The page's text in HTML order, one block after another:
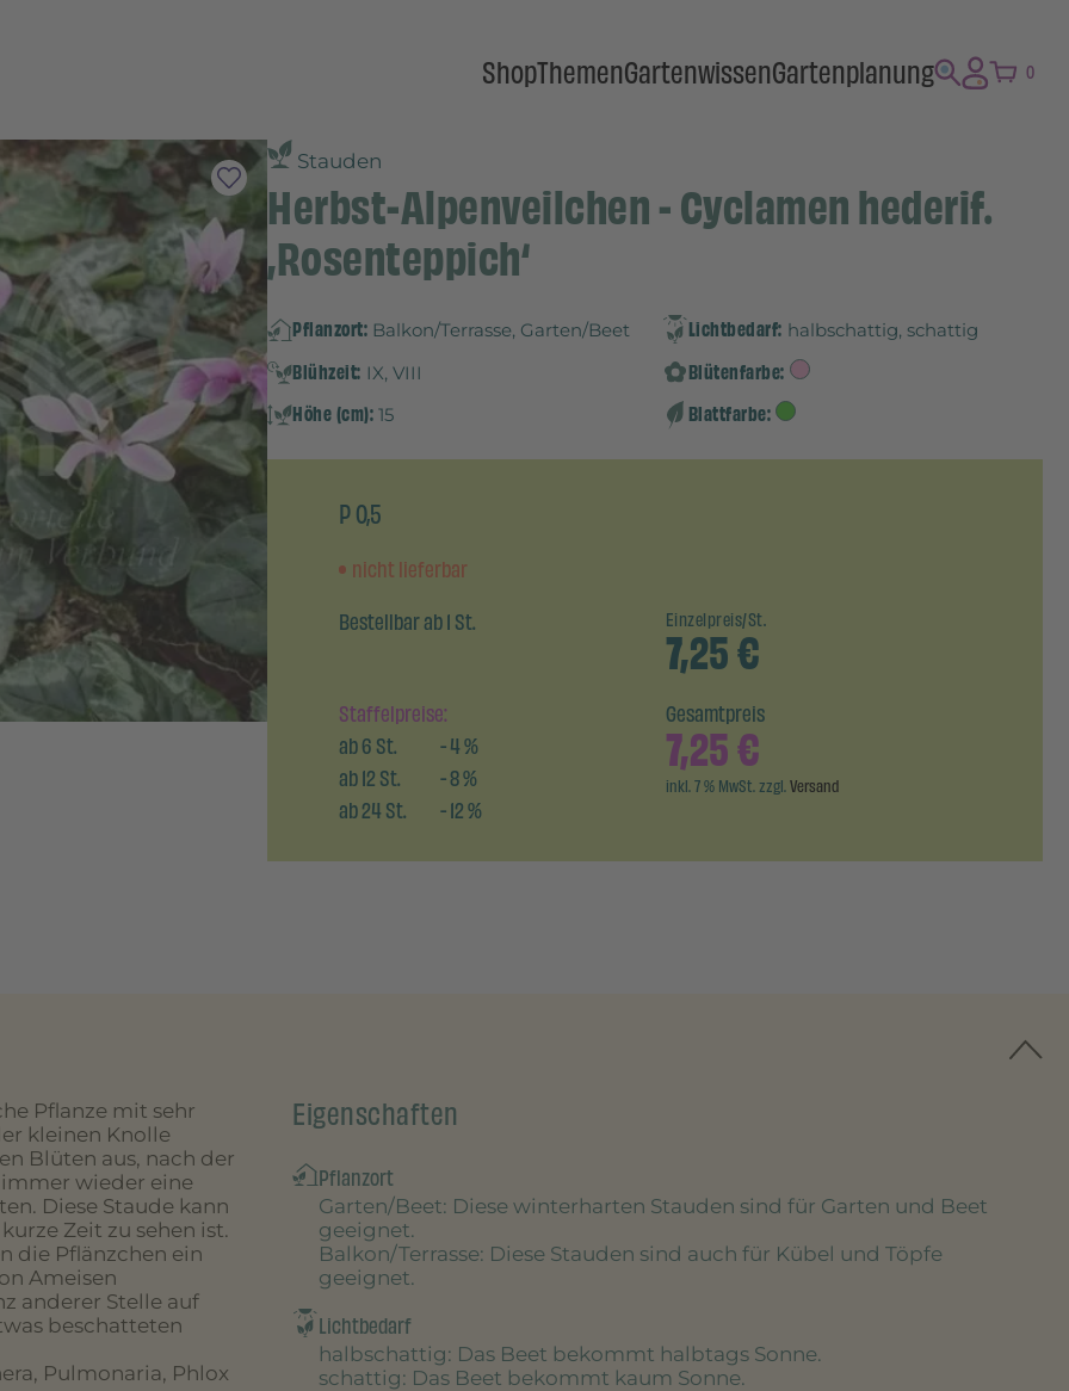
ShopThemenGartenwissenGartenplanung 0
Stauden
Herbst-Alpenveilchen - Cyclamen hederif.
‚Rosenteppich‘
Pflanzort: Balkon/Terrasse, Garten/Beet Lichtbedarf: halbschattig, schattig
Blühzeit: IX, VIII
Blütenfarbe:
Höhe (cm): 15 Blattfarbe:
P 0,5
nicht lieferbar
Bestellbar ab 1 St.
Einzelpreis/St.
7,25€
Staffelpreise:
ab6St. -4%
ab12St. -8%
ab24St. -12%
Gesamtpreis
7,25€
inkl. 7 % MwSt. zzgl.Versand
Pflanze mit sehr
kleinen Knolle
Blüten aus, nach der
wieder eine
Diese Staude kann
Zeit zu sehen ist.
die Pflänzchen ein
Ameisen
anderer Stelle auf
beschatteten
Pulmonaria, Phlox
Eigenschaften
Pflanzort
Garten/Beet: Diese winterharten Stauden sind für Garten und Beet
geeignet.
Balkon/Terrasse: Diese Stauden sind auch für Kübel und Töpfe
geeignet.
Lichtbedarf
halbschattig: Das Beet bekommt halbtags Sonne.
schattig: Das Beet bekommt kaum Sonne.